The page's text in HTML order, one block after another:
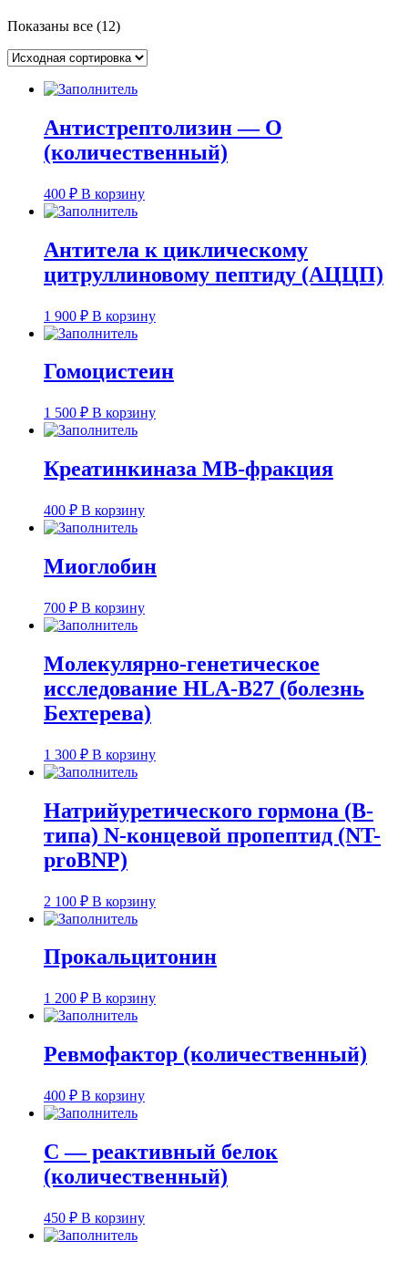
Показаны все (12)
Антистрептолизин — О
(количественный)
400 ₽ В корзину
Антитела к циклическому
цитруллиновому пептиду (AЦЦП)
1 900 ₽ В корзину
Гомоцистеин
1 500 ₽ В корзину
Креатинкиназа МВ-фракция
400 ₽ В корзину
Миоглобин
700 ₽ В корзину
Молекулярно-генетическое
исследование HLA-B27 (болезнь
Бехтерева)
1 300 ₽ В корзину
Натрийуретического гормона (В-
типа) N-концевой пропептид (NT-
proBNP)
2 100 ₽ В корзину
Прокальцитонин
1 200 ₽ В корзину
Ревмофактор (количественный)
400 ₽ В корзину
С — реактивный белок
(количественный)
450 ₽ В корзину